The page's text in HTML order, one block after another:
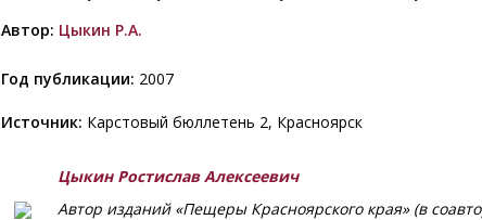
Автор: Цыкин Р.А.
Год публикации: 2007
Источник: Карстовый бюллетень 2, Красноярск
Цыкин Ростислав Алексеевич
Автор изданий «Пещеры Красноярского края» (в